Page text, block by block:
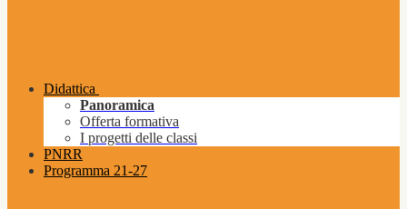
Didattica
Panoramica
Offerta formativa
I progetti delle classi
PNRR
Programma 21-27